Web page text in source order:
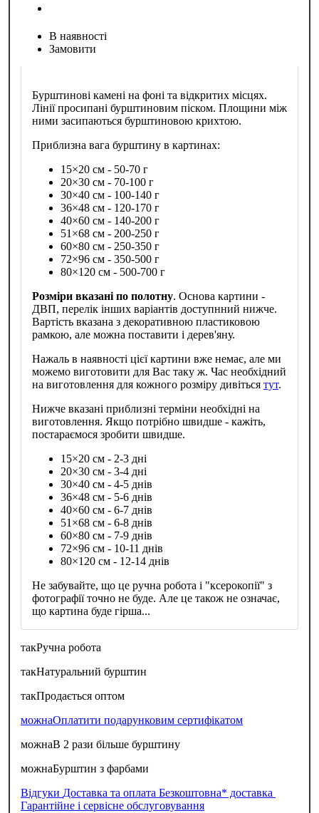
В наявності
Замовити
Бурштинові камені на фоні та відкритих місцях.
Лінії просипані бурштиновим піском. Площини між
ними засипаються бурштиновою крихтою.
Приблизна вага бурштину в картинах:
15×20 см - 50-70 г
20×30 см - 70-100 г
30×40 см - 100-140 г
36×48 см - 120-170 г
40×60 см - 140-200 г
51×68 см - 200-250 г
60×80 см - 250-350 г
72×96 см - 350-500 г
80×120 см - 500-700 г
Розміри вказані по полотну. Основа картини -
ДВП, перелік інших варіантів доступнний нижче.
Вартість вказана з декоративною пластиковою
рамкою, але можна поставити і дерев'яну.
Нажаль в наявності цієї картини вже немає, але ми
можемо виготовити для Вас таку ж. Час необхідний
на виготовлення для кожного розміру дивіться тут.
Нижче вказані приблизні терміни необхідні на
виготовлення. Якщо потрібно швидше - кажіть,
постараємося зробити швидше.
15×20 см - 2-3 дні
20×30 см - 3-4 дні
30×40 см - 4-5 днів
36×48 см - 5-6 днів
40×60 см - 6-7 днів
51×68 см - 6-8 днів
60×80 см - 7-9 днів
72×96 см - 10-11 днів
80×120 см - 12-14 днів
Не забувайте, що це ручна робота і "ксерокопії" з
фотографії точно не буде. Але це також не означає,
що картина буде гірша...
такРучна робота
такНатуральний бурштин
такПродається оптом
можнаОплатити подарунковим сертифікатом
можнаВ 2 рази більше бурштину
можнаБурштин з фарбами
Відгуки Доставка та оплата Безкоштовна* доставка
Гарантійне і сервісне обслуговування